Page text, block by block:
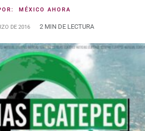
MÉXICO AHORA
DE 2016 2 MIN DE LECTURA